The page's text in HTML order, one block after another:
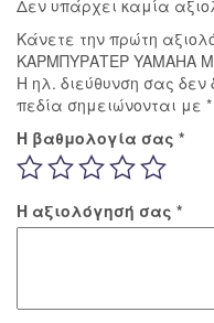
Δεν υπάρχει καμία
Κάνετε την πρώτη
ΚΑΡΜΠΥΡΑΤΕΡ YAMAHA
Η ηλ. διεύθυνση σας δεν
πεδία σημειώνονται με *
Η βαθμολογία σας *
Η αξιολόγησή σας *